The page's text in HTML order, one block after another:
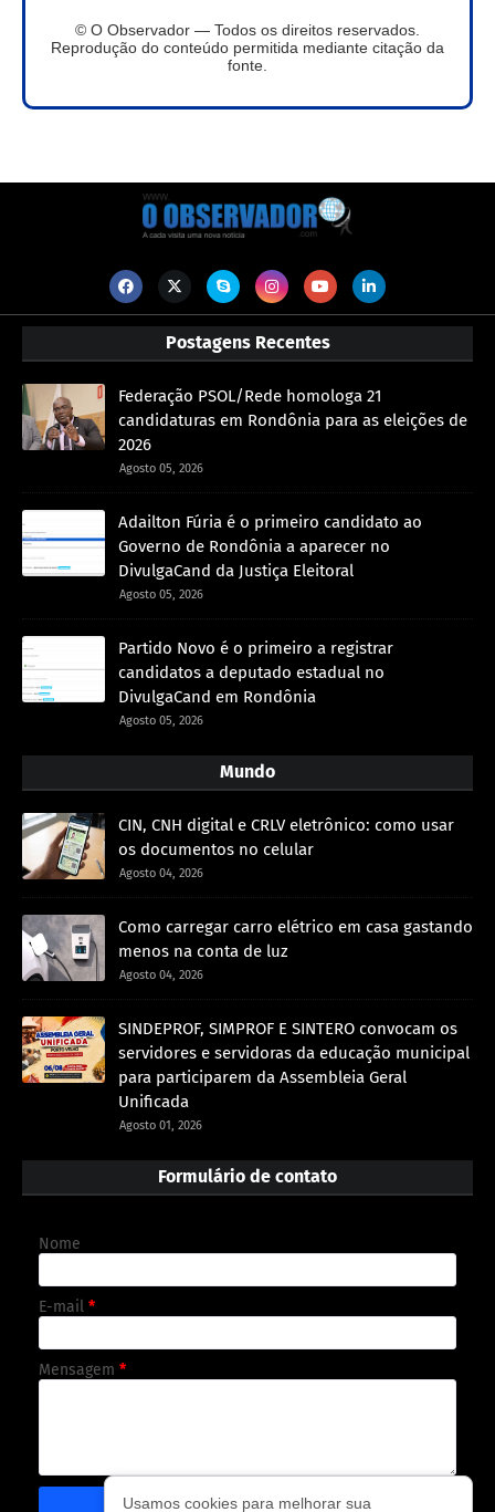
© O Observador — Todos os direitos reservados.
Reprodução do conteúdo permitida mediante citação da
fonte.
Postagens Recentes
Federação PSOL/Rede homologa 21
candidaturas em Rondônia para as eleições de
2026
Agosto 05, 2026
Adailton Fúria é o primeiro candidato ao
Governo de Rondônia a aparecer no
DivulgaCand da Justiça Eleitoral
Agosto 05, 2026
Partido Novo é o primeiro a registrar
candidatos a deputado estadual no
DivulgaCand em Rondônia
Agosto 05, 2026
Mundo
CIN, CNH digital e CRLV eletrônico: como usar
os documentos no celular
Agosto 04, 2026
Como carregar carro elétrico em casa gastando
menos na conta de luz
Agosto 04, 2026
SINDEPROF, SIMPROF E SINTERO convocam os
servidores e servidoras da educação municipal
para participarem da Assembleia Geral
Unificada
Agosto 01, 2026
Formulário de contato
Nome
E-mail *
Mensagem *
Usamos cookies para melhorar sua